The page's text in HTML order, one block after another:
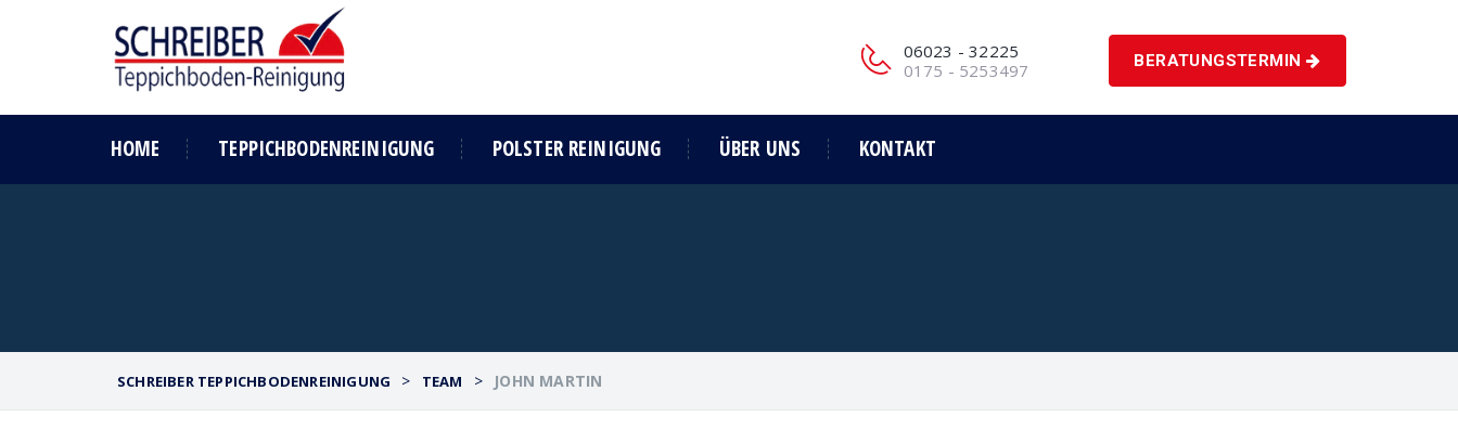
BERATUNGSTERMIN
06023 - 32225
0175 - 5253497
HOME TEPPICHBODENREINIGUNG POLSTER REINIGUNG ÜBER UNS KONTAKT
SCHREIBER TEPPICHBODENREINIGUNG > TEAM > JOHN MARTIN